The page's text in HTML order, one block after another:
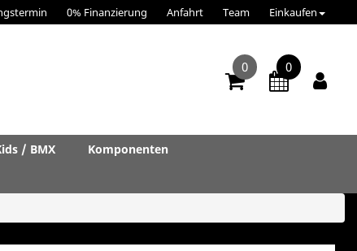
0% Finanzierung Anfahrt Team Einkaufen
0 0
/ BMX
Komponenten